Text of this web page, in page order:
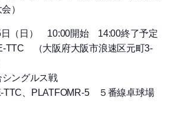
）
日（日） 10:00開始 14:00終了予定
TTC （大阪府大阪市浪速区元町3-
ングルス戦
TTC、PLATFOMR-5 ５番線卓球場